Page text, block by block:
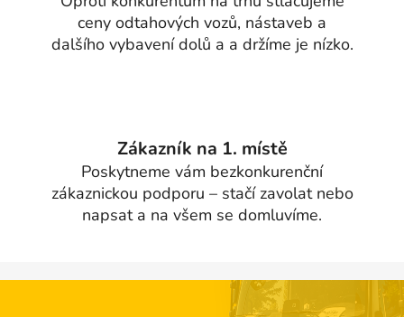
ceny odtahových vozů, nástaveb a
dalšího vybavení dolů a a držíme je nízko.
Zákazník na 1. místě
Poskytneme vám bezkonkurenční
zákaznickou podporu – stačí zavolat nebo
napsat a na všem se domluvíme.